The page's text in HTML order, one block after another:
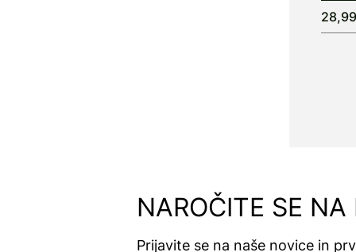
AnxioFREE
Apomedica
Apta Medica
NAROČITE SE NA
Prijavite se na naše novice in